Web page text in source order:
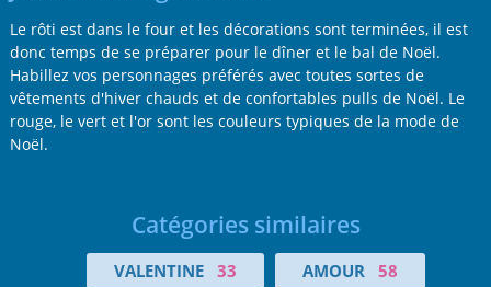
Le rôti est dans le four et les décorations sont terminées, il est
donc temps de se préparer pour le dîner et le bal de Noël.
Habillez vos personnages préférés avec toutes sortes de
vêtements d'hiver chauds et de confortables pulls de Noël. Le
rouge, le vert et l'or sont les couleurs typiques de la mode de
Noël.
Catégories similaires
VALENTINE 33 AMOUR 58